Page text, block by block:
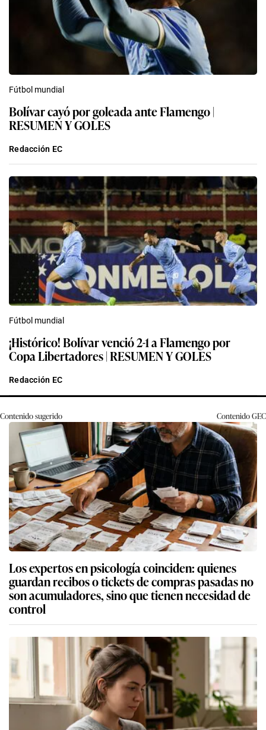
Fútbol mundial
Bolívar cayó por goleada ante Flamengo |
RESUMEN Y GOLES
Redacción EC
Fútbol mundial
¡Histórico! Bolívar venció 2-1 a Flamengo por
Copa Libertadores | RESUMEN Y GOLES
Redacción EC
Contenido sugerido ContenidoGEC
Los expertos en psicología coinciden: quienes
guardan recibos o tickets de compras pasadas no
son acumuladores, sino que tienen necesidad de
control